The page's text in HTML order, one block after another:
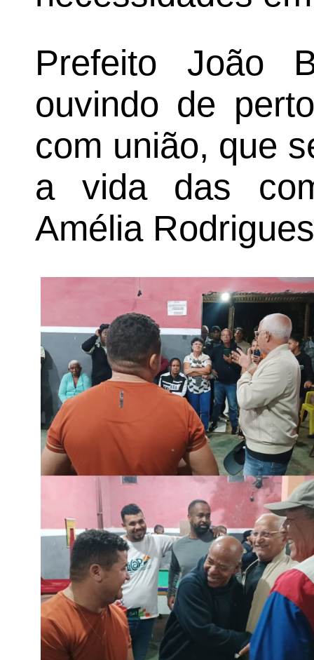
Prefeito João
ouvindo de
com união, que
a vida das
Amélia